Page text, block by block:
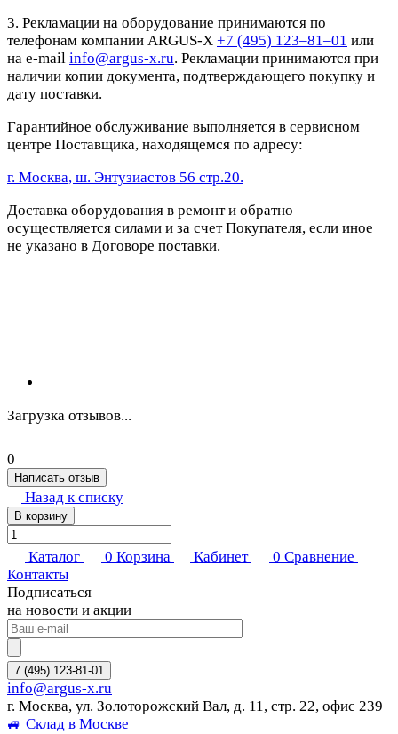
3. Рекламации на оборудование принимаются по
телефонам компании ARGUS-X +7 (495) 123–81–01 или
на e-mail info@argus-x.ru. Рекламации принимаются при
наличии копии документа, подтверждающего покупку и
дату поставки.
Гарантийное обслуживание выполняется в сервисном
центре Поставщика, находящемся по адресу:
г. Москва, ш. Энтузиастов 56 стр.20.
Доставка оборудования в ремонт и обратно
осуществляется силами и за счет Покупателя, если иное
не указано в Договоре поставки.
Загрузка отзывов...
0
Написать отзыв
Назад к списку
В корзину
Каталог 0 Корзина Кабинет 0 Сравнение
Контакты
Подписаться
на новости и акции
7 (495) 123-81-01
info@argus-x.ru
г. Москва, ул. Золоторожский Вал, д. 11, стр. 22, офис 239
🚙 Склад в Москве